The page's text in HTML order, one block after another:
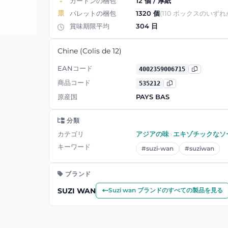
パレットの梱包
1320 個(110 ボックスのいずれ
賞味期限平均
304 日
Chine (Colis de 12)
EANコード 4002359006715
商品コード 535212
原産国 PAYS BAS
分類
カテゴリ アジアの味 › エキゾチックなソ
キーワード
#suzi-wan #suziwan
ブランド
SUZI WAN Suzi wan ブランドのすべての製品を見る